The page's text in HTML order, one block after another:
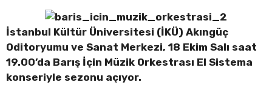
İstanbul Kültür Üniversitesi (İKÜ) Akıngüç
Oditoryumu ve Sanat Merkezi, 18 Ekim Salı saat
19.00’da Barış İçin Müzik Orkestrası El Sistema
konseriyle sezonu açıyor.